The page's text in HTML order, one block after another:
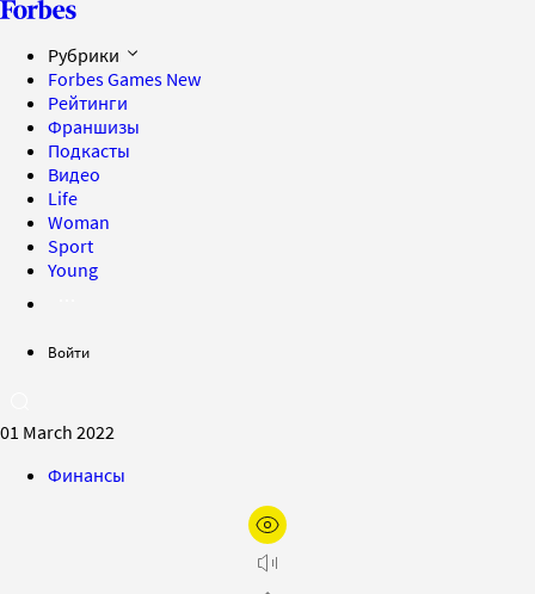
Рубрики
Forbes Games New
Рейтинги
Франшизы
Подкасты
Видео
Life
Woman
Sport
Young
Войти
01 March 2022
Финансы